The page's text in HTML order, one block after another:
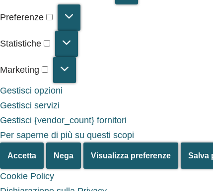
Preferenze
Statistiche
Marketing
Gestisci opzioni
Gestisci servizi
Gestisci {vendor_count} fornitori
Per saperne di più su questi scopi
Accetta Nega Visualizza preferenze Salva
Cookie Policy